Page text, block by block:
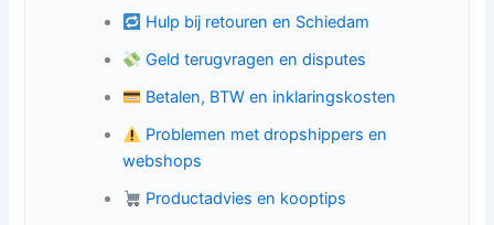
Hulp bij retouren en Schiedam
Geld terugvragen en disputes
Betalen, BTW en inklaringskosten
Problemen met dropshippers en
webshops
Productadvies en kooptips